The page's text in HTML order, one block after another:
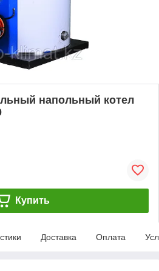
напольный котел
Купить
Доставка Оплата